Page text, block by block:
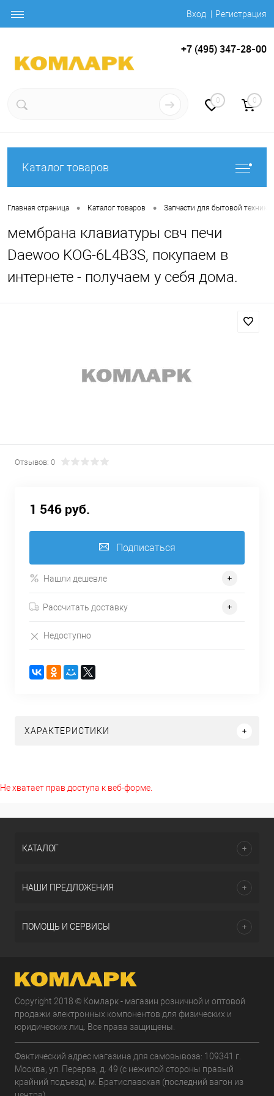
Вход Регистрация
+7 (495) 347-28-00
0 0
Каталог товаров
Главная страница • Каталог товаров • Запчасти для бытовой техники
мембрана клавиатуры свч печи
Daewoo KOG-6L4B3S, покупаем в
интернете - получаем у себя дома.
Отзывов: 0
1 546 руб.
Подписаться
Нашли дешевле
Рассчитать доставку
Недоступно
ХАРАКТЕРИСТИКИ
Не хватает прав доступа к веб-форме.
КАТАЛОГ
НАШИ ПРЕДЛОЖЕНИЯ
ПОМОЩЬ И СЕРВИСЫ
Copyright 2018 © Комларк - магазин розничной и оптовой
продажи электронных компонентов для физических и
юридических лиц. Все права защищены.
Фактический адрес магазина для самовывоза: 109341 г.
Москва, ул. Перерва, д. 49 (с нежилой стороны правый
крайний подъезд) м. Братиславская (последний вагон из